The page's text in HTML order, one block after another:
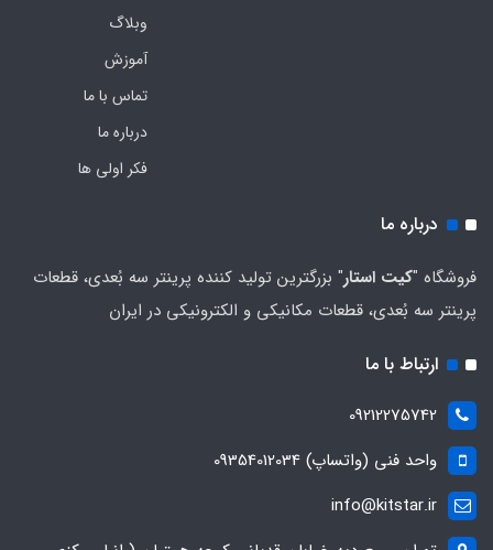
وبلاگ
آموزش
تماس با ما
درباره ما
فکر اولی ها
درباره ما
فروشگاه "کیت استار" بزرگترین تولید کننده پرینتر سه بُعدی، قطعات
پرینتر سه بُعدی، قطعات مکانیکی و الکترونیکی در ایران
ارتباط با ما
09212275742
واحد فنی (واتساپ) 09354012034
info@kitstar.ir